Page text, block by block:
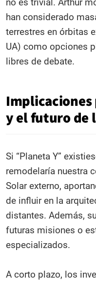
han considerado
terrestres en órbitas
UA) como opciones
libres de debate.
y el futuro de
Si “Planeta Y”
remodelaría nuestra
Solar externo,
de influir en la
distantes. Además,
futuras misiones o
especializados.
A corto plazo, los